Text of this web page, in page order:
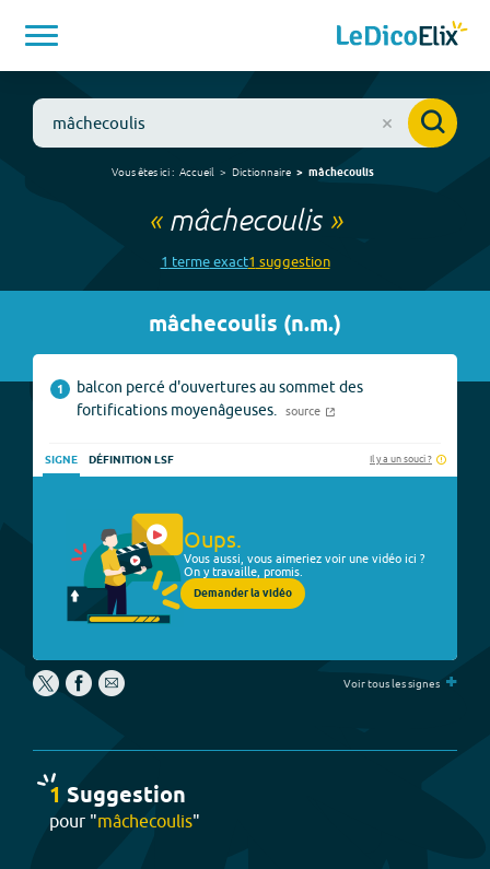
Vous êtes ici : Accueil Dictionnaire mâchecoulis
« mâchecoulis»
1 termeexact1 suggestion
mâchecoulis (n.m.)
1
balcon percé d'ouvertures au sommet des
fortifications moyenâgeuses.
source
SIGNE DÉFINITION LSF Il y a un souci ?
Oups.
Vous aussi, vous aimeriez voir une vidéo ici ?
On y travaille, promis.
Demander la vidéo
Voir tous les signes +
1 Suggestion
pour "mâchecoulis"